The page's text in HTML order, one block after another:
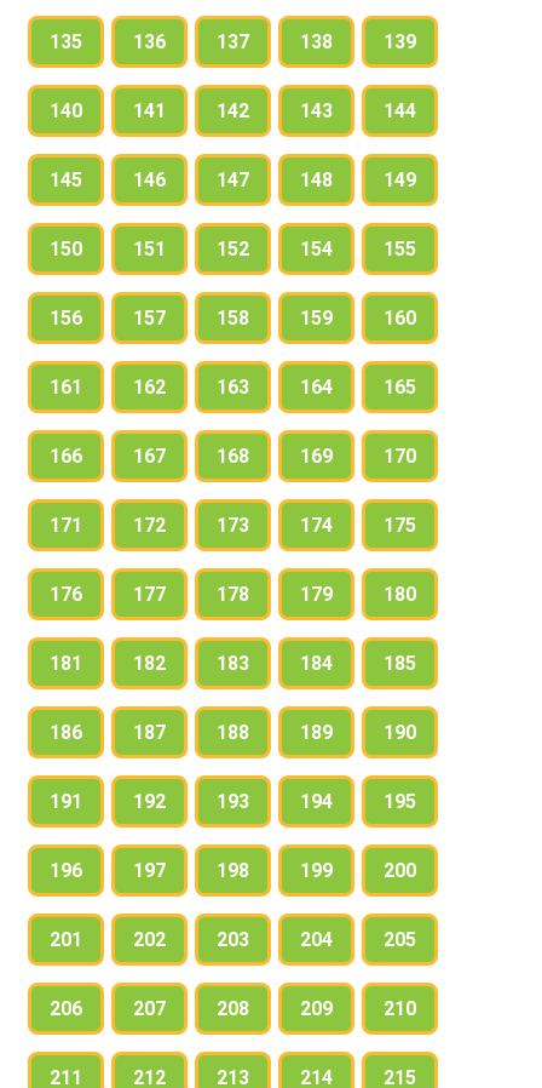
135 136 137 138 139
140 141 142 143 144
145 146 147 148 149
150 151 152 154 155
156 157 158 159 160
161 162 163 164 165
166 167 168 169 170
171 172 173 174 175
176 177 178 179 180
181 182 183 184 185
186 187 188 189 190
191 192 193 194 195
196 197 198 199 200
201 202 203 204 205
206 207 208 209 210
211 212 213 214 215